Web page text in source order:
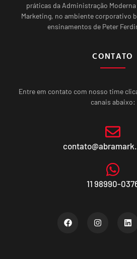
práticas da Administração
Marketing, no ambiente corporativo
ensinamentos de Peter
CONTATO
Entre em contato com nosso time
canais abaixo:
11 98990-